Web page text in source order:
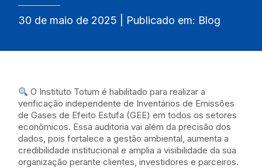
30 de maio de 2025 | Publicado em: Blog
O Instituto Totum é habilitado para realizar a
verificação independente de Inventários de Emissões
de Gases de Efeito Estufa (GEE) em todos os setores
econômicos. Essa auditoria vai além da precisão dos
dados, pois fortalece a gestão ambiental, aumenta a
credibilidade institucional e amplia a visibilidade da sua
organização perante clientes, investidores e parceiros.